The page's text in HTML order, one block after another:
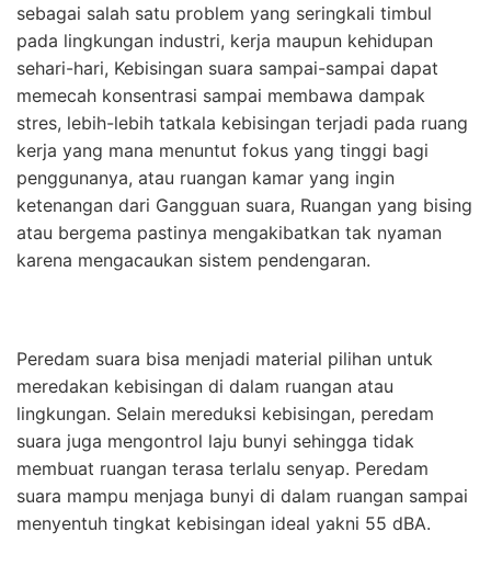
sebagai salah satu problem yang seringkali timbul
pada lingkungan industri, kerja maupun kehidupan
sehari-hari, Kebisingan suara sampai-sampai dapat
memecah konsentrasi sampai membawa dampak
stres, lebih-lebih tatkala kebisingan terjadi pada ruang
kerja yang mana menuntut fokus yang tinggi bagi
penggunanya, atau ruangan kamar yang ingin
ketenangan dari Gangguan suara, Ruangan yang bising
atau bergema pastinya mengakibatkan tak nyaman
karena mengacaukan sistem pendengaran.
Peredam suara bisa menjadi material pilihan untuk
meredakan kebisingan di dalam ruangan atau
lingkungan. Selain mereduksi kebisingan, peredam
suara juga mengontrol laju bunyi sehingga tidak
membuat ruangan terasa terlalu senyap. Peredam
suara mampu menjaga bunyi di dalam ruangan sampai
menyentuh tingkat kebisingan ideal yakni 55 dBA.